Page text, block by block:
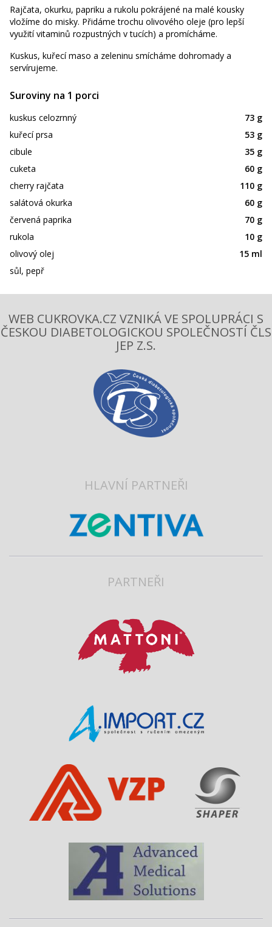
Rajčata, okurku, papriku a rukolu pokrájené na malé kousky
vložíme do misky. Přidáme trochu olivového oleje (pro lepší
využití vitaminů rozpustných v tucích) a promícháme.
Kuskus, kuřecí maso a zeleninu smícháme dohromady a
servírujeme.
Suroviny na 1 porci
kuskus celozrnný
73 g
kuřecí prsa
53 g
cibule
35 g
cuketa
60 g
cherry rajčata
110 g
salátová okurka
60 g
červená paprika
70 g
rukola
10 g
olivový olej
15 ml
sůl, pepř
WEB CUKROVKA.CZ VZNIKÁ VE SPOLUPRÁCI S
ČESKOU DIABETOLOGICKOU SPOLEČNOSTÍ ČLS
JEP Z.S.
HLAVNÍ PARTNEŘI
PARTNEŘI